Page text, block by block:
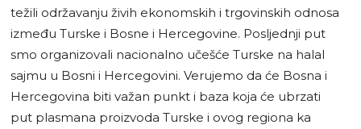
težili održavanju živih ekonomskih i trgovinskih odnosa
između Turske i Bosne i Hercegovine. Posljednji put
smo organizovali nacionalno učešće Turske na halal
sajmu u Bosni i Hercegovini. Verujemo da će Bosna i
Hercegovina biti važan punkt i baza koja će ubrzati
put plasmana proizvoda Turske i ovog regiona ka